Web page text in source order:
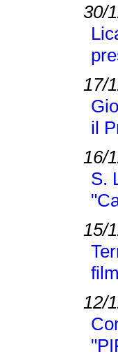
30/
17/
il
16/
S.
15/
12/